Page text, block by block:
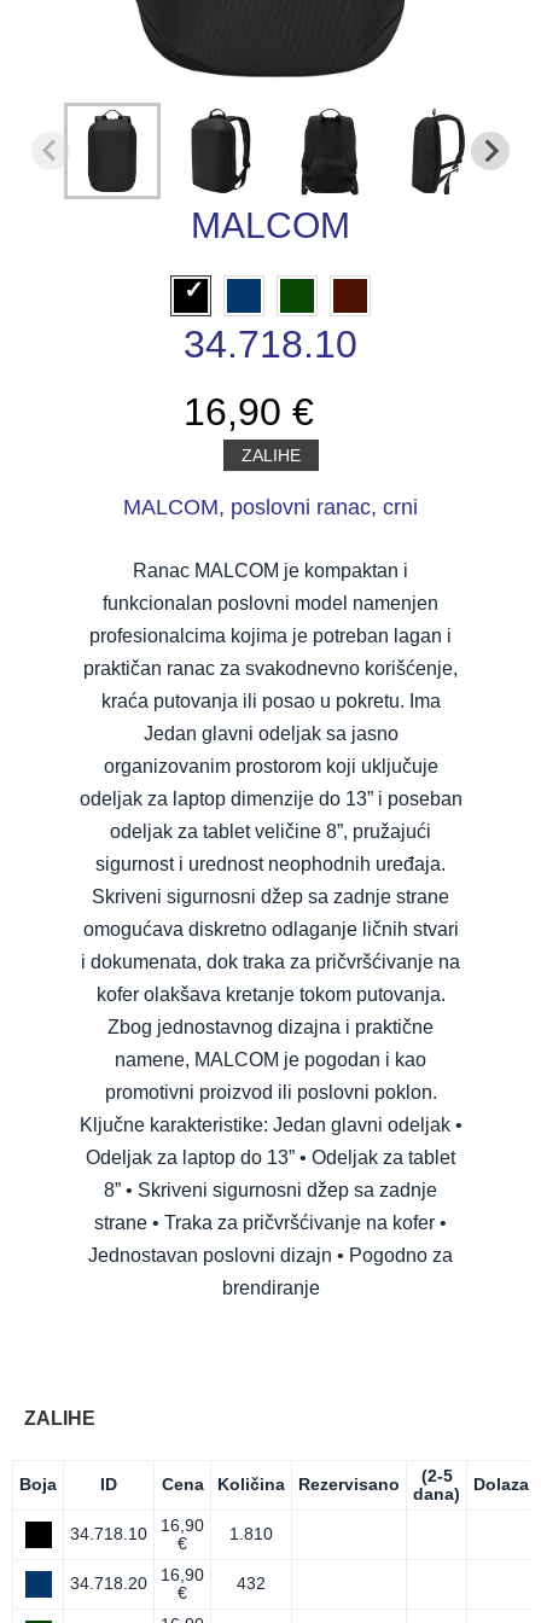
MALCOM
34.718.10
16,90 €
ZALIHE
MALCOM, poslovni ranac, crni
Ranac MALCOM je kompaktan i
funkcionalan poslovni model namenjen
profesionalcima kojima je potreban lagan i
praktičan ranac za svakodnevno korišćenje,
kraća putovanja ili posao u pokretu. Ima
Jedan glavni odeljak sa jasno
organizovanim prostorom koji uključuje
odeljak za laptop dimenzije do 13” i poseban
odeljak za tablet veličine 8”, pružajući
sigurnost i urednost neophodnih uređaja.
Skriveni sigurnosni džep sa zadnje strane
omogućava diskretno odlaganje ličnih stvari
i dokumenata, dok traka za pričvršćivanje na
kofer olakšava kretanje tokom putovanja.
Zbog jednostavnog dizajna i praktične
namene, MALCOM je pogodan i kao
promotivni proizvod ili poslovni poklon.
Ključne karakteristike: Jedan glavni odeljak •
Odeljak za laptop do 13” • Odeljak za tablet
8” • Skriveni sigurnosni džep sa zadnje
strane • Traka za pričvršćivanje na kofer •
Jednostavan poslovni dizajn • Pogodno za
brendiranje
ZALIHE
Boja ID Cena Količina Rezervisano
(2-5
dana)
Dolazak
34.718.10
16,90
€
1.810
34.718.20
16,90
€
432